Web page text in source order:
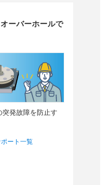
ーバーホールで
発故障を防止す
ート一覧